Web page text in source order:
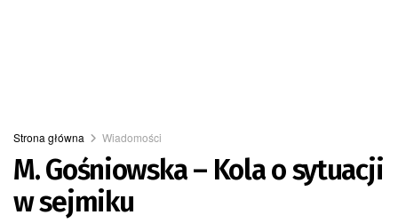
Strona główna Wiadomości
M. Gośniowska – Kola o sytuacji
w sejmiku